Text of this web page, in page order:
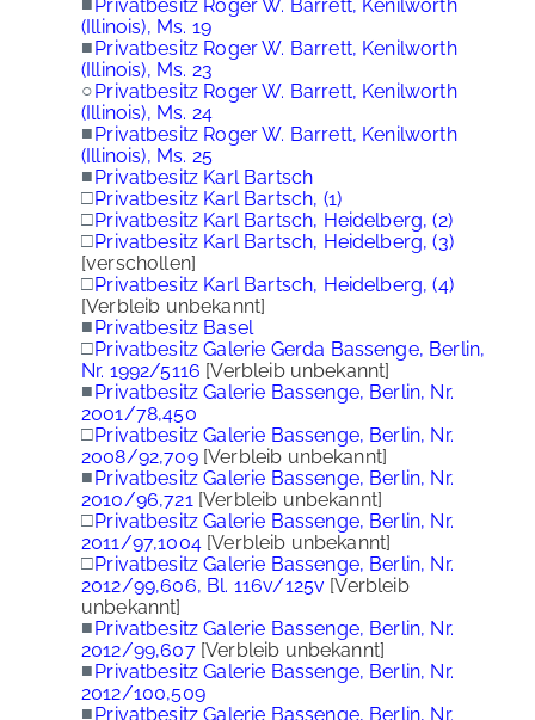
Privatbesitz Roger W. Barrett, Kenilworth
(Illinois), Ms. 19
■Privatbesitz Roger W. Barrett, Kenilworth
(Illinois), Ms. 23
○Privatbesitz Roger W. Barrett, Kenilworth
(Illinois), Ms. 24
■Privatbesitz Roger W. Barrett, Kenilworth
(Illinois), Ms. 25
■Privatbesitz Karl Bartsch
□Privatbesitz Karl Bartsch, (1)
□Privatbesitz Karl Bartsch, Heidelberg, (2)
□Privatbesitz Karl Bartsch, Heidelberg, (3)
[verschollen]
□Privatbesitz Karl Bartsch, Heidelberg, (4)
[Verbleib unbekannt]
■Privatbesitz Basel
□Privatbesitz Galerie Gerda Bassenge, Berlin,
Nr. 1992/5116 [Verbleib unbekannt]
■Privatbesitz Galerie Bassenge, Berlin, Nr.
2001/78,450
□Privatbesitz Galerie Bassenge, Berlin, Nr.
2008/92,709[Verbleib unbekannt]
■Privatbesitz Galerie Bassenge, Berlin, Nr.
2010/96,721[Verbleib unbekannt]
□Privatbesitz Galerie Bassenge, Berlin, Nr.
2011/97,1004[Verbleib unbekannt]
□Privatbesitz Galerie Bassenge, Berlin, Nr.
2012/99,606, Bl. 116v/125v [Verbleib
unbekannt]
■Privatbesitz Galerie Bassenge, Berlin, Nr.
2012/99,607[Verbleib unbekannt]
■Privatbesitz Galerie Bassenge, Berlin, Nr.
2012/100,509
■Privatbesitz Galerie Bassenge, Berlin, Nr.